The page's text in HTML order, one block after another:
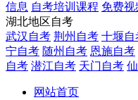
信息 自考培训课程 免费视
湖北地区自考
武汉自考 荆州自考 十堰自
宁自考 随州自考 恩施自考
自考 潜江自考 天门自考
网站首页